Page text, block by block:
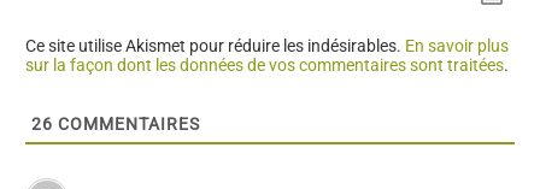
Ce site utilise Akismet pour réduire les indésirables. En savoir plus
sur la façon dont les données de vos commentaires sont traitées.
26 COMMENTAIRES